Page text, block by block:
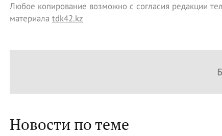
Любое копирование возможно с согласия редакции
материала tdk42.kz
Новости по теме